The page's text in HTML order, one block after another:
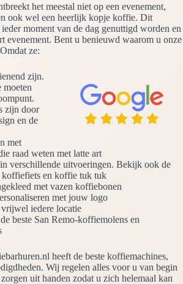
het meestal niet op een evenement,
ook wel een heerlijk kopje koffie. Dit
moment van de dag genuttigd worden en
evenement. Bent u benieuwd waarom u onze
ze:
zijn.
moeten
zijn door
en de
met
raad weten met latte art
verschillende uitvoeringen. Bekijk ook de
en koffie tuk tuk
met vazen koffiebonen
met jouw logo
iedere locatie
beste San Remo-koffiemolens en
heeft de beste koffiemachines,
Wij regelen alles voor u van begin
uit handen zodat u zich helemaal kan